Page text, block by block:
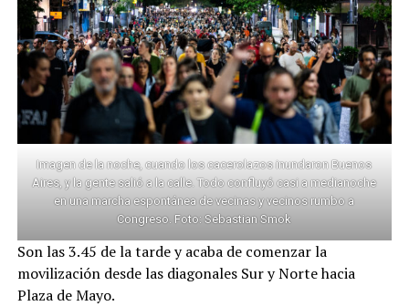
Imagen de la noche, cuando los cacerolazos inundaron Buenos
Aires, y la gente salió a la calle. Todo confluyó casi a medianoche
en una marcha espontánea de vecinas y vecinos rumbo a
Congreso. Foto: Sebastian Smok
Son las 3.45 de la tarde y acaba de comenzar la
movilización desde las diagonales Sur y Norte hacia
Plaza de Mayo.